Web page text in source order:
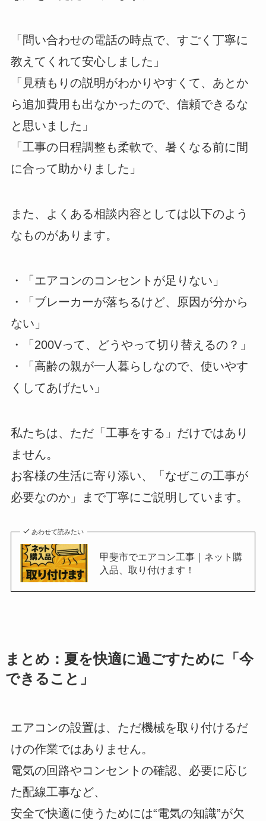
「問い合わせの電話の時点で、すごく丁寧に
教えてくれて安心しました」
「見積もりの説明がわかりやすくて、あとか
ら追加費用も出なかったので、信頼できるな
と思いました」
「工事の日程調整も柔軟で、暑くなる前に間
に合って助かりました」
また、よくある相談内容としては以下のよう
なものがあります。
・「エアコンのコンセントが足りない」
・「ブレーカーが落ちるけど、原因が分から
ない」
・「200Vって、どうやって切り替えるの？」
・「高齢の親が一人暮らしなので、使いやす
くしてあげたい」
私たちは、ただ「工事をする」だけではあり
ません。
お客様の生活に寄り添い、「なぜこの工事が
必要なのか」まで丁寧にご説明しています。
あわせて読みたい
甲斐市でエアコン工事｜ネット購
入品、取り付けます！
まとめ：夏を快適に過ごすために「今
できること」
エアコンの設置は、ただ機械を取り付けるだ
けの作業ではありません。
電気の回路やコンセントの確認、必要に応じ
た配線工事など、
安全で快適に使うためには“電気の知識”が欠